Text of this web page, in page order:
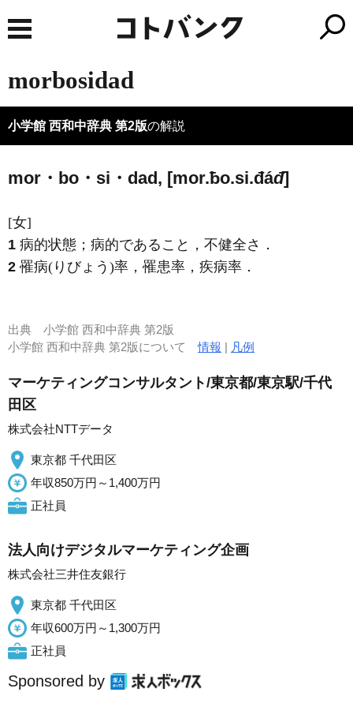
morbosidad
小学館 西和中辞典 第2版の解説
mor・bo・si・dad, [mor.ƀo.si.đáđ]
[女]
1 病的状態；病的であること，不健全さ．
2 罹病(りびょう)率，罹患率，疾病率．
出典 小学館 西和中辞典 第2版
小学館 西和中辞典 第2版について情報 | 凡例
マーケティングコンサルタント/東京都/東京駅/千代
田区
株式会社NTTデータ
東京都 千代田区
年収850万円～1,400万円
正社員
法人向けデジタルマーケティング企画
株式会社三井住友銀行
東京都 千代田区
年収600万円～1,300万円
正社員
Sponsored by